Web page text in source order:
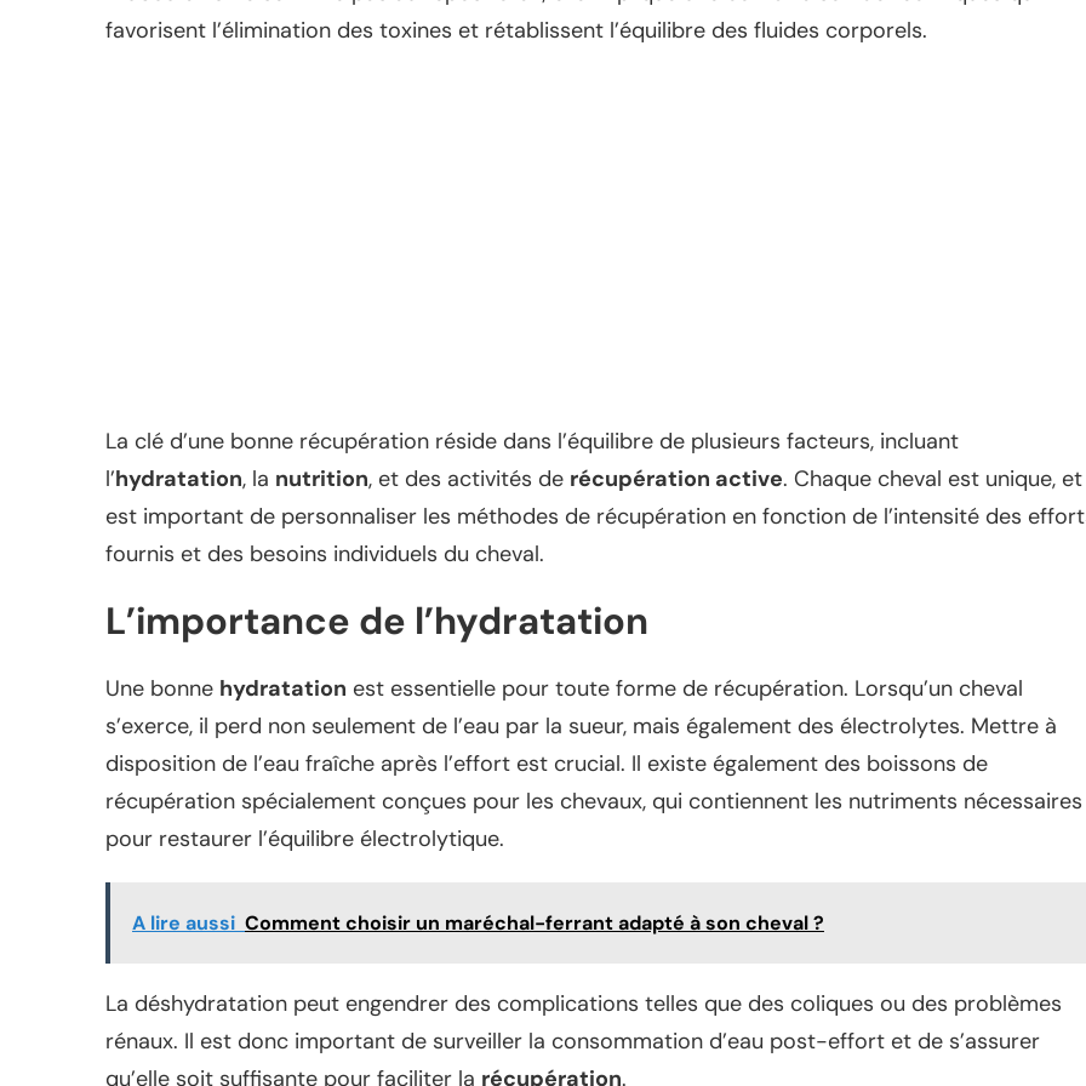
favorisent l’élimination des toxines et rétablissent l’équilibre des fluides corporels.
La clé d’une bonne récupération réside dans l’équilibre de plusieurs facteurs, incluant
l’hydratation, la nutrition, et des activités de récupération active. Chaque cheval est unique,
est important de personnaliser les méthodes de récupération en fonction de l’intensité des
fournis et des besoins individuels du cheval.
L’importance de l’hydratation
Une bonne hydratation est essentielle pour toute forme de récupération. Lorsqu’un cheval
s’exerce, il perd non seulement de l’eau par la sueur, mais également des électrolytes. Mettre à
disposition de l’eau fraîche après l’effort est crucial. Il existe également des boissons de
récupération spécialement conçues pour les chevaux, qui contiennent les nutriments nécessaires
pour restaurer l’équilibre électrolytique.
A lire aussi Comment choisir un maréchal-ferrant adapté à son cheval ?
La déshydratation peut engendrer des complications telles que des coliques ou des problèmes
rénaux. Il est donc important de surveiller la consommation d’eau post-effort et de s’assurer
qu’elle soit suffisante pour faciliter la récupération.